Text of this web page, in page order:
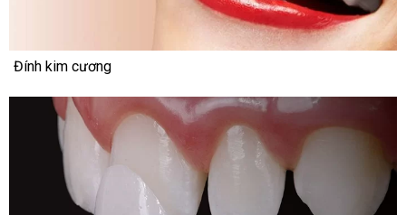
Đính kim cương